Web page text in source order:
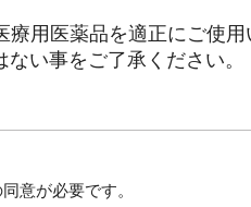
療用医薬品を適正にご使用
い事をご了承ください。
意が必要です。